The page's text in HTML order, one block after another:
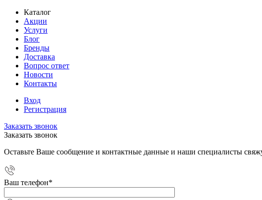
Каталог
Акции
Услуги
Блог
Бренды
Доставка
Вопрос ответ
Новости
Контакты
Вход
Регистрация
Заказать звонок
Заказать звонок
Оставьте Ваше сообщение и контактные данные и наши специалисты
Ваш телефон*